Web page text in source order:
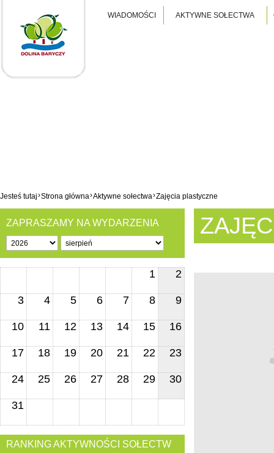
WIADOMOŚCI AKTYWNE SOŁECTWA
Jesteś tutaj›Strona główna›Aktywne sołectwa›Zajęcia plastyczne
ZAPRASZAMY NA WYDARZENIA
1 2
3 4 5 6 7 8 9
10 11 12 13 14 15 16
17 18 19 20 21 22 23
24 25 26 27 28 29 30
31
RANKING AKTYWNOŚCI SOŁECTW